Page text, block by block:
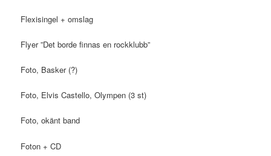
Flexisingel + omslag
Flyer ”Det borde finnas en rockklubb”
Foto, Basker (?)
Foto, Elvis Castello, Olympen (3 st)
Foto, okänt band
Foton + CD